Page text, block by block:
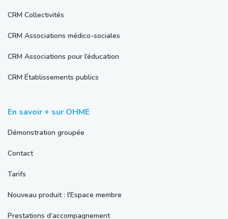
CRM Collectivités
CRM Associations médico-sociales
CRM Associations pour l’éducation
CRM Établissements publics
En savoir + sur OHME
Démonstration groupée
Contact
Tarifs
Nouveau produit : l'Espace membre
Prestations d’accompagnement